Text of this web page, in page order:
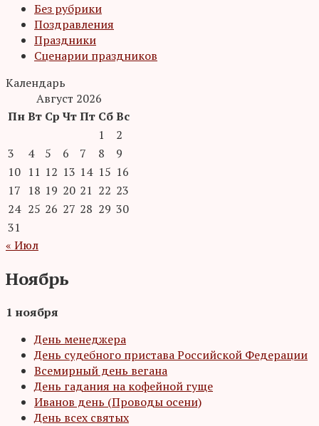
Без рубрики
Поздравления
Праздники
Сценарии праздников
Календарь
Август 2026
ПнВт Ср ЧтПт СбВс
1
2
3
4 5 6 7 8
9
10 11 12 13 14 15 16
17 18 19 20 21 22 23
24 25 26 27 28 29 30
31
« Июл
Ноябрь
1 ноября
День менеджера
День судебного пристава Российской Федерации
Всемирный день вегана
День гадания на кофейной гуще
Иванов день (Проводы осени)
День всех святых